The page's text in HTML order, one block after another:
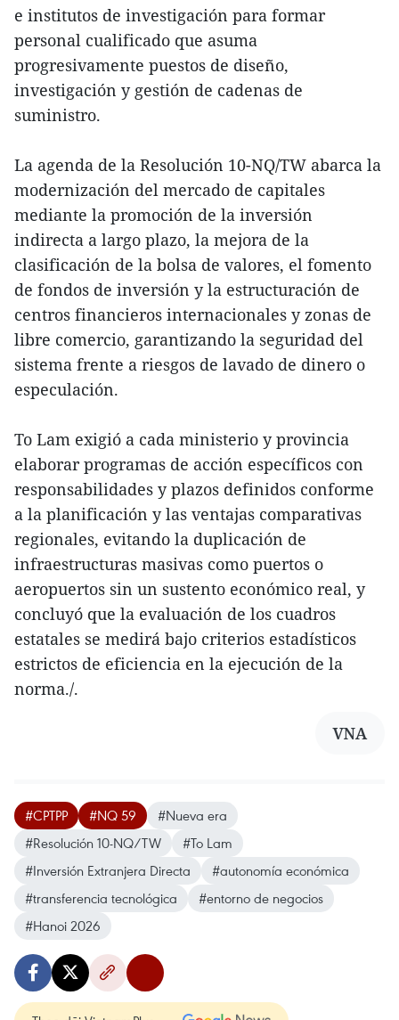
e institutos de investigación para formar
personal cualificado que asuma
progresivamente puestos de diseño,
investigación y gestión de cadenas de
suministro.
La agenda de la Resolución 10-NQ/TW abarca la
modernización del mercado de capitales
mediante la promoción de la inversión
indirecta a largo plazo, la mejora de la
clasificación de la bolsa de valores, el fomento
de fondos de inversión y la estructuración de
centros financieros internacionales y zonas de
libre comercio, garantizando la seguridad del
sistema frente a riesgos de lavado de dinero o
especulación.
To Lam exigió a cada ministerio y provincia
elaborar programas de acción específicos con
responsabilidades y plazos definidos conforme
a la planificación y las ventajas comparativas
regionales, evitando la duplicación de
infraestructuras masivas como puertos o
aeropuertos sin un sustento económico real, y
concluyó que la evaluación de los cuadros
estatales se medirá bajo criterios estadísticos
estrictos de eficiencia en la ejecución de la
norma./.
VNA
#CPTPP #NQ 59
#Nueva era
#Resolución 10-NQ/TW
#To Lam
#Inversión Extranjera Directa
#autonomía económica
#transferencia tecnológica
#entorno de negocios
#Hanoi 2026